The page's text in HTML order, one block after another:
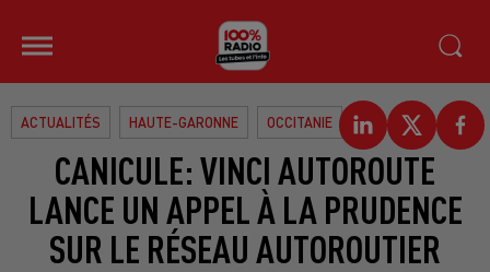
ACTUALITÉS HAUTE-GARONNE OCCITANIE
CANICULE: VINCI AUTOROUTE
LANCE UN APPEL À LA PRUDENCE
SUR LE RÉSEAU AUTOROUTIER